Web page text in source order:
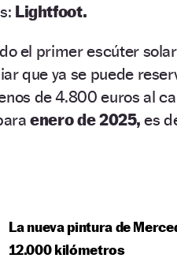
Lightfoot.
el primer escúter
que ya se puede
de 4.800 euros al
enero de 2025, es
La nueva pintura de
12.000 kilómetros